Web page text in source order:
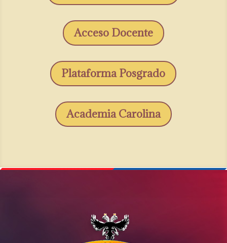
Acceso Docente
Plataforma Posgrado
Academia Carolina